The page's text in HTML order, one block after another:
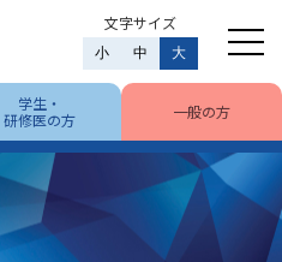
文字サイズ
小 中 大
学生・
研修医の方
一般の方